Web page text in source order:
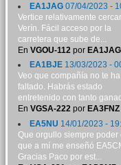
EA1JAG07/04/2023 -
Vertice relativamente
Verín. Fácil acceso por la
carretera que sube de...
En VGOU-112por EA1JAG
EA1BJE13/03/2023 -
Veo que compañía no te ha
faltado. Habrás estado
entretenido con tanto
En VGSA-222por EA3FNZ
EA5NU 14/01/2023 -
Que orgullo siempre poder
que a mí me enseñó
Gracias Paco por est...